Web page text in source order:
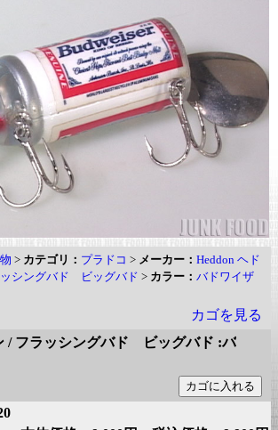
> カテゴリ： プラドコ > メーカー： Heddon ヘド
シングバド ビッグバド > カラー： バドワイザ
カゴを見る
/ フラッシングバド ビッグバド :バ